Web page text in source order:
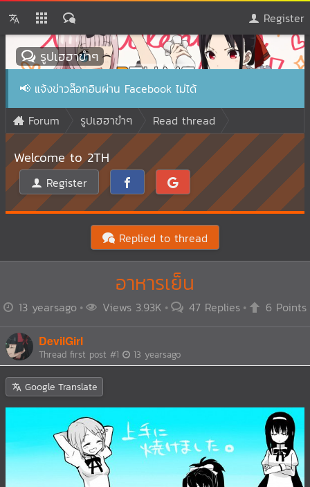
Register
รูปเฮฮาขำๆ
📢 แจ้งข่าวล๊อกอินผ่าน Facebook ไม่ได้
Forum
รูปเฮฮาขำๆ Read thread
Welcome to 2TH
Register
Replied to thread
อาหารเย็น
13 yearsago Views 3.93K 47 Replies 6 Points
DevilGirl
Thread first post #1 13 yearsago
Google Translate